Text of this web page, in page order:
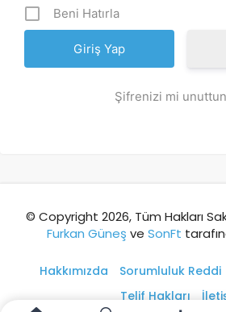
Beni Hatırla
Şifrenizi mi
© Copyright 2026, Tüm Hakları
Furkan Güneş ve SonFt
Hakkımızda Sorumluluk Reddi
Telif Hakları
⭐ Popüler
🏛️ Tarihi 🌿 Doğa
⚡ Kısa
Akıllı rota öner